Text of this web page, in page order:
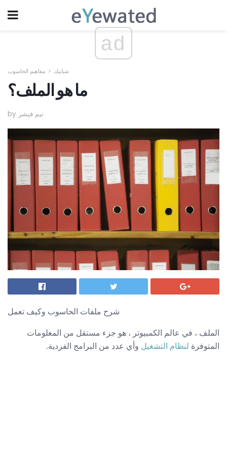
ad
شبابيك مفاهيم الحاسوب
ما هو الملف؟
by تيم فيشر
شرح ملفات الحاسوب وكيف تعمل
الملف ، في عالم الكمبيوتر ، هو جزء مستقل من المعلومات
المتوفرة لنظام التشغيل وأي عدد من البرامج الفردية.